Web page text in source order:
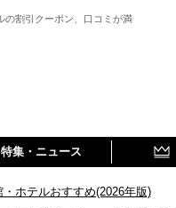
の割引クーポン、口コミが満
特集・ニュース
ホテルおすすめ(2026年版)